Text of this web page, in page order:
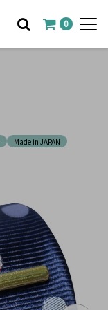
0
Made in JAPAN